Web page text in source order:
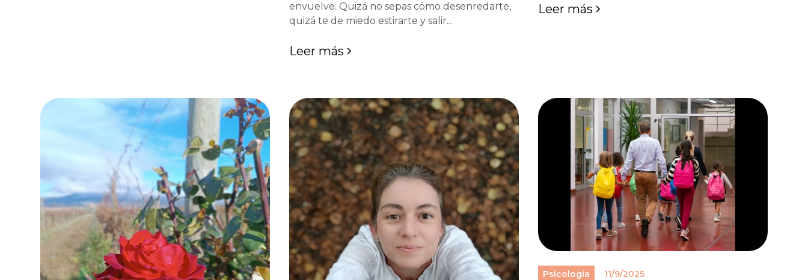
envuelve. Quizá no sepas cómo desenredarte,
quizá te de miedo estirarte y salir...
Leer más
Leer más
Psicología 11/9/2025